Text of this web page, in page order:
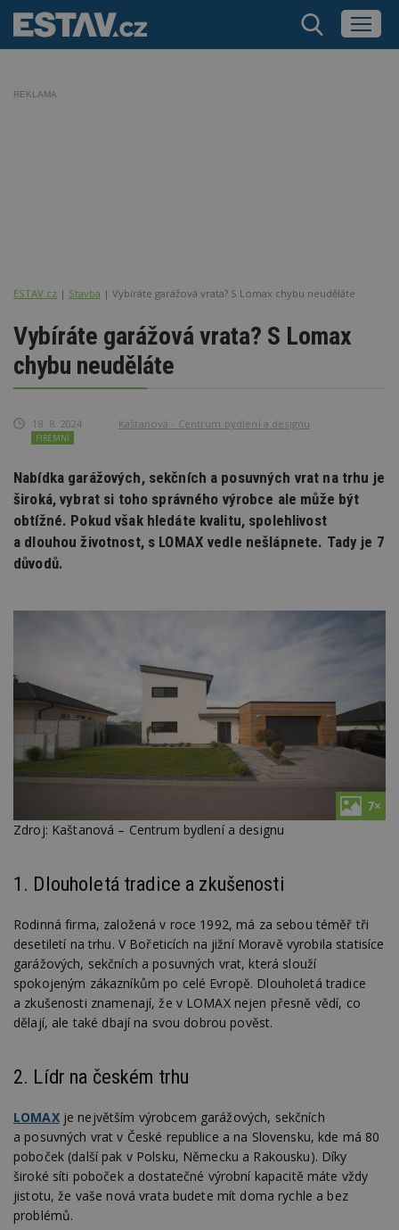
REKLAMA
ESTAV.cz Stavba Vybíráte garážová vrata? S Lomax chybu neuděláte
Vybíráte garážová vrata? S Lomax
chybu neuděláte
18. 8. 2024 Kaštanová - Centrum bydlení a designu
FIREMNÍ
Nabídka garážových, sekčních a posuvných vrat na trhu je
široká, vybrat si toho správného výrobce ale může být
obtížné. Pokud však hledáte kvalitu, spolehlivost
a dlouhou životnost, s LOMAX vedle nešlápnete. Tady je 7
důvodů.
7×
Zdroj: Kaštanová – Centrum bydlení a designu
1. Dlouholetá tradice a zkušenosti
Rodinná firma, založená v roce 1992, má za sebou téměř tři
desetiletí na trhu. V Bořeticích na jižní Moravě vyrobila statisíce
garážových, sekčních a posuvných vrat, která slouží
spokojeným zákazníkům po celé Evropě. Dlouholetá tradice
a zkušenosti znamenají, že v LOMAX nejen přesně vědí, co
dělají, ale také dbají na svou dobrou pověst.
2. Lídr na českém trhu
LOMAXje největším výrobcem garážových, sekčních
a posuvných vrat v České republice a na Slovensku, kde má 80
poboček (další pak v Polsku, Německu a Rakousku). Díky
široké síti poboček a dostatečné výrobní kapacitě máte vždy
jistotu, že vaše nová vrata budete mít doma rychle a bez
problémů.